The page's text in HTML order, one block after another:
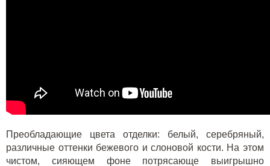
Преобладающие цвета отделки: белый, серебряный,
различные оттенки бежевого и слоновой кости. На этом
чистом, сияющем фоне потрясающе выигрышно